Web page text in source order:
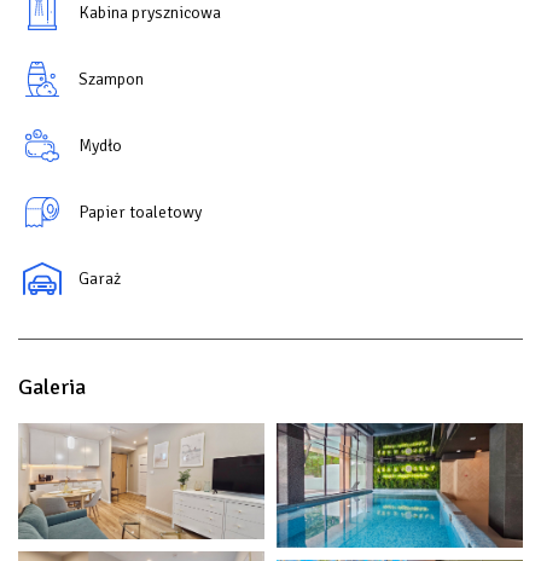
Kabina prysznicowa
Szampon
Mydło
Papier toaletowy
Garaż
Galeria